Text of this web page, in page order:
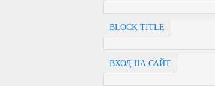
BLOCK TITLE
ВХОД НА САЙТ